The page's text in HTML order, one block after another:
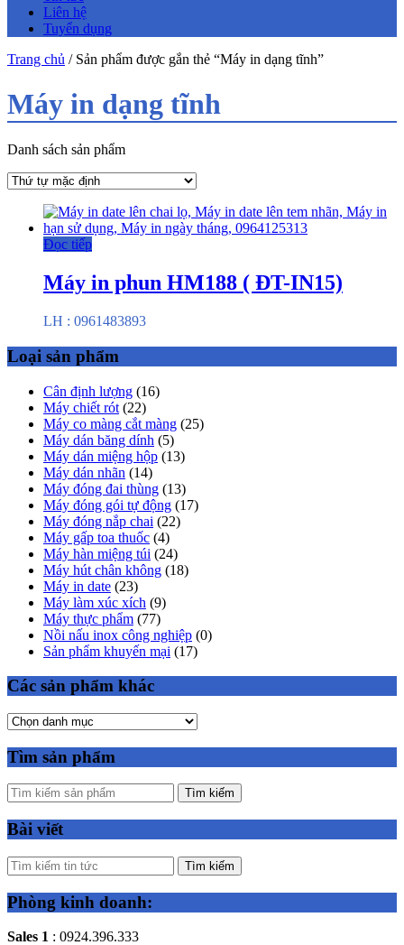
Liên hệ
Tuyển dụng
Trang chủ / Sản phẩm được gắn thẻ “Máy in dạng tĩnh”
Máy in dạng tĩnh
Danh sách sản phẩm
Đọc tiếp
Máy in phun HM188 ( ĐT-IN15)
LH : 0961483893
Loại sản phẩm
Cân định lượng (16)
Máy chiết rót (22)
Máy co màng cắt màng (25)
Máy dán băng dính (5)
Máy dán miệng hộp (13)
Máy dán nhãn (14)
Máy đóng đai thùng (13)
Máy đóng gói tự động (17)
Máy đóng nắp chai (22)
Máy gấp toa thuốc (4)
Máy hàn miệng túi (24)
Máy hút chân không (18)
Máy in date (23)
Máy làm xúc xích (9)
Máy thực phẩm (77)
Nồi nấu inox công nghiệp (0)
Sản phẩm khuyến mại (17)
Các sản phẩm khác
Tìm sản phẩm
Tìm kiếm
Bài viết
Tìm kiếm
Phòng kinh doanh:
Sales 1 : 0924.396.333